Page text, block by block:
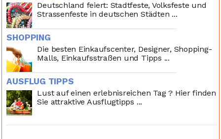
Deutschland feiert: Stadtfeste, Volksfeste und
Strassenfeste in deutschen Städten ...
SHOPPING
Die besten Einkaufscenter, Designer, Shopping-
Malls, Einkaufsstraßen und Tipps ...
AUSFLUG TIPPS
Lust auf einen erlebnisreichen Tag ? Hier finden
Sie attraktive Ausflugtipps ...